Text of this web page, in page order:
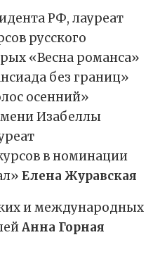
РФ, лауреат
русского
«Весна романса»
без границ»
осенний»
Изабеллы
в номинации
Елена Журавская
и международных
Анна Горная